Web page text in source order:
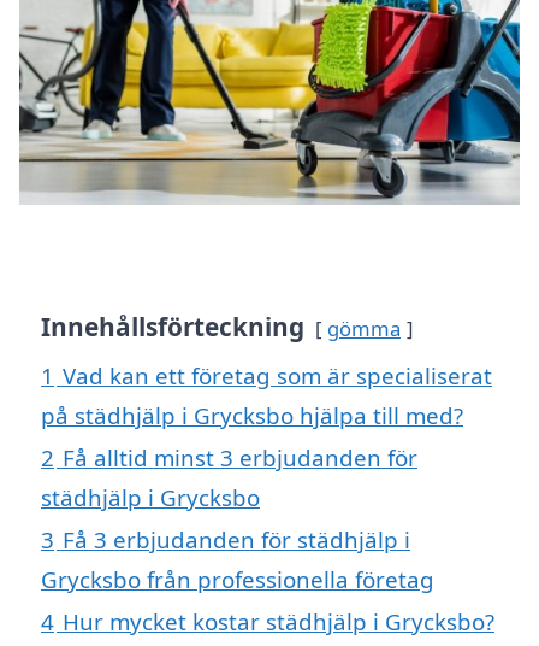
Innehållsförteckning gömma
1 Vad kan ett företag som är specialiserat
på städhjälp i Grycksbo hjälpa till med?
2 Få alltid minst 3 erbjudanden för
städhjälp i Grycksbo
3 Få 3 erbjudanden för städhjälp i
Grycksbo från professionella företag
4 Hur mycket kostar städhjälp i Grycksbo?